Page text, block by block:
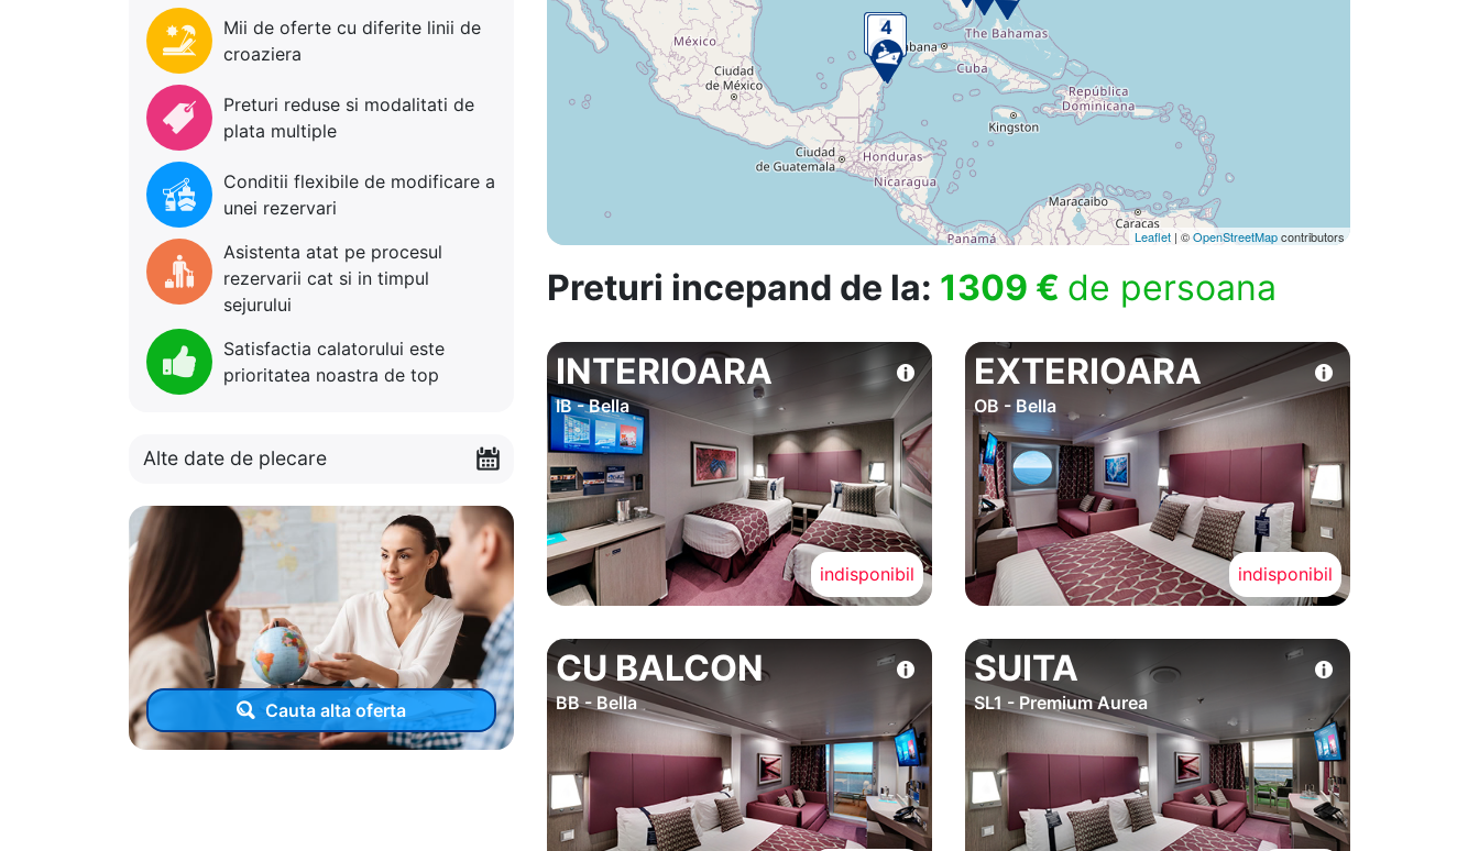
Mii de oferte cu diferite linii de
croaziera
Preturi reduse si modalitati de
plata multiple
Conditii flexibile de modificare a
unei rezervari
Asistenta atat pe procesul
rezervarii cat si in timpul
sejurului
Satisfactia calatorului este
prioritatea noastra de top
Alte date de plecare
Cauta alta oferta
Leaflet | ©OpenStreetMapcontributors
Preturi incepand de la: 1309 € de persoana
INTERIOARA
IB - Bella
indisponibil
EXTERIOARA
OB - Bella
indisponibil
CU BALCON
BB - Bella
SUITA
SL1 - Premium Aurea